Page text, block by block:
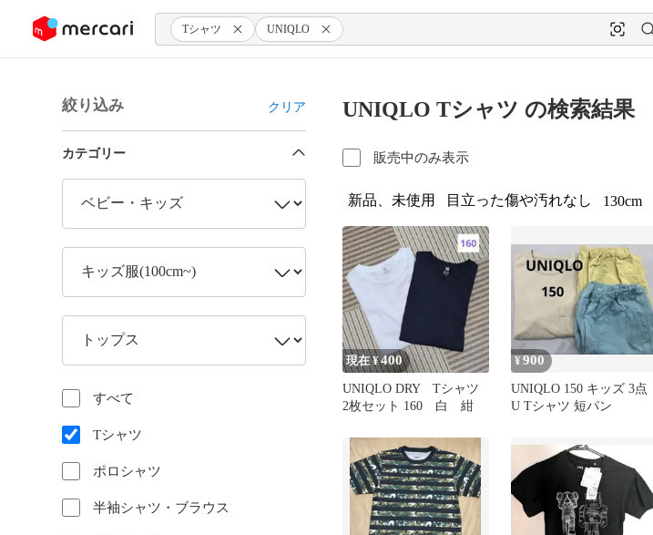
ツにスキップ Tシャツ UNIQLO
絞り込み クリア
カテゴリー
すべて
Tシャツ
ポロシャツ
半袖シャツ・ブラウス
UNIQLO Tシャツ の検索結果
販売中のみ表示
新品、未使用 目立った傷や汚れなし 130cm
現在 ¥400
UNIQLO DRY Tシャツ
2枚セット 160 白 紺
¥900
UNIQLO 150 キッズ 3点
U Tシャツ 短パン